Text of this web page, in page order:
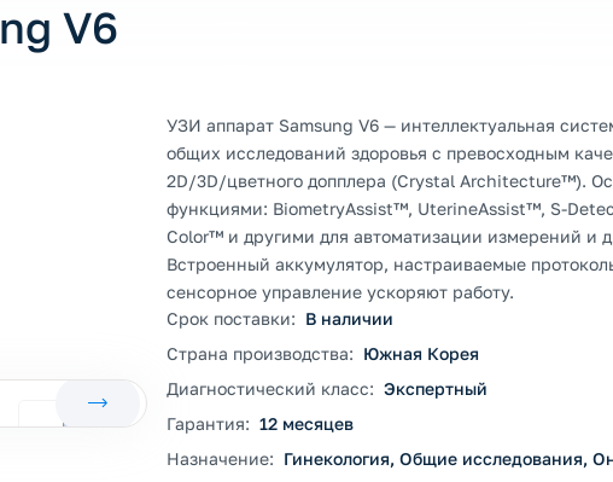
V6
УЗИ аппарат Samsung V6 — интеллектуальная
общих исследований здоровья с превосходным
2D/3D/цветного допплера (Crystal Architecture™).
функциями: BiometryAssist™, UterineAssist™, S-
Color™ и другими для автоматизации измерений и
Встроенный аккумулятор, настраиваемые
сенсорное управление ускоряют работу.
Срок поставки: В наличии
Страна производства: Южная Корея
Диагностический класс: Экспертный
Гарантия: 12 месяцев
Назначение: Гинекология, Общие исследования,